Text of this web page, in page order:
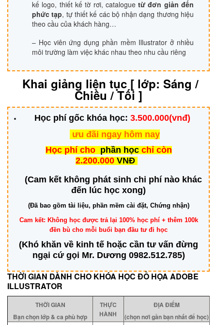
kế logo, thiết kế tờ rơi, cataloguetừ đơn giản đến
phức tạp, tự thiết kế các bộ nhận dạng thương hiệu
theo cầu của khách hàng…
– Học viên ứng dụng phần mềm Illustrator ở nhiều
môi trường làm việc khác nhau theo nhu cầu riêng
Khai giảng liên tục [ lớp: Sáng /
Chiều / Tối ]
Học phígốc khóa học: 3.500.000(vnđ)
ưu đãi ngay hôm nay
Học phí cho phần họcchỉ còn
2.200.000 VNĐ
(Cam kết không phát sinh chi phí nào khác
đến lúc học xong)
(Đã bao gồm tài liệu, phần mềm cài đặt, Chứng nhận)
Cam kết: Không học được trả lại 100% học phí + thêm 100k
đền bù cho mỗi buổi bạn đầu tư đi học
(Khó khăn về kinh tế hoặc cần tư vấn đừng
ngại cứ gọi Mr. Dương 0982.512.785)
THỜI GIAN DÀNH CHO KHÓA HỌC ĐỒ HỌA ADOBE
ILLUSTRATOR
THỜI GIAN
Bạn chọn lớp & ca phù hợp
THỰC
HÀNH
ĐỊA ĐIỂM
(chọn nơi gần bạn nhất để học)